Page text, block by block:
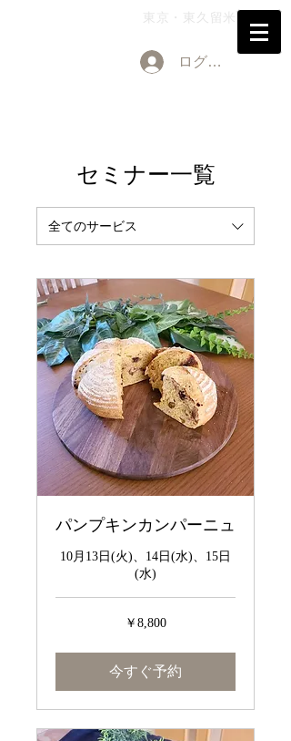
東京・東久留米
ログイン
セミナー一覧
全てのサービス
パンプキンカンパーニュ
10月13日(火)、14日(水)、15日
(水)
￥8,800
今すぐ予約